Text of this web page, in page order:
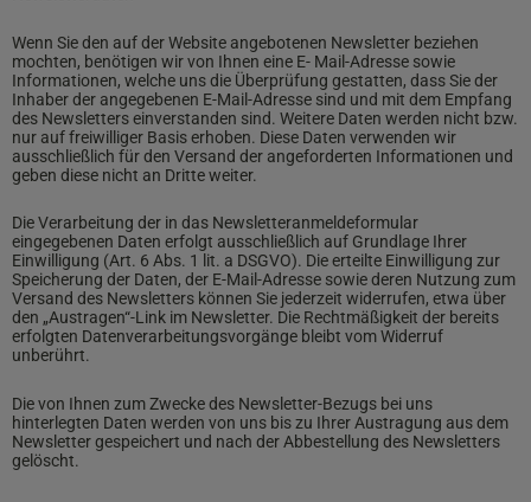
Wenn Sie den auf der Website angebotenen Newsletter beziehen
mochten, benötigen wir von Ihnen eine E- Mail-Adresse sowie
Informationen, welche uns die Überprüfung gestatten, dass Sie der
Inhaber der angegebenen E-Mail-Adresse sind und mit dem Empfang
des Newsletters einverstanden sind. Weitere Daten werden nicht bzw.
nur auf freiwilliger Basis erhoben. Diese Daten verwenden wir
ausschließlich für den Versand der angeforderten Informationen und
geben diese nicht an Dritte weiter.
Die Verarbeitung der in das Newsletteranmeldeformular
eingegebenen Daten erfolgt ausschließlich auf Grundlage Ihrer
Einwilligung (Art. 6 Abs. 1 lit. a DSGVO). Die erteilte Einwilligung zur
Speicherung der Daten, der E-Mail-Adresse sowie deren Nutzung zum
Versand des Newsletters können Sie jederzeit widerrufen, etwa über
den „Austragen“-Link im Newsletter. Die Rechtmäßigkeit der bereits
erfolgten Datenverarbeitungsvorgänge bleibt vom Widerruf
unberührt.
Die von Ihnen zum Zwecke des Newsletter-Bezugs bei uns
hinterlegten Daten werden von uns bis zu Ihrer Austragung aus dem
Newsletter gespeichert und nach der Abbestellung des Newsletters
gelöscht.